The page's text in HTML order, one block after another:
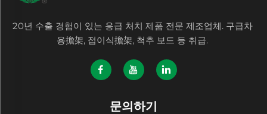
20년 수출 경험이 있는 응급 처치 제품 전문 제조업체. 구급차
용擔架, 접이식擔架, 척추 보드 등 취급.
문의하기